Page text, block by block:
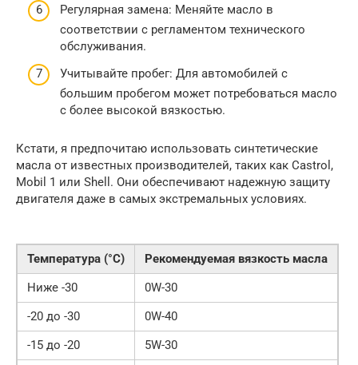
Регулярная замена: Меняйте масло в
соответствии с регламентом технического
обслуживания.
Учитывайте пробег: Для автомобилей с
большим пробегом может потребоваться масло
с более высокой вязкостью.
Кстати, я предпочитаю использовать синтетические
масла от известных производителей, таких как Castrol,
Mobil 1 или Shell. Они обеспечивают надежную защиту
двигателя даже в самых экстремальных условиях.
Температура (°C)
Рекомендуемая вязкость масла
Ниже -30
0W-30
-20 до -30
0W-40
-15 до -20
5W-30